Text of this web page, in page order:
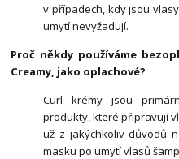
v případech, kdy jsou
umytí nevyžadují.
Proč někdy používáme
Creamy, jako oplachové?
Curl krémy jsou
produkty, které připravují
už z jakýchkoliv důvodů
masku po umytí vlasů